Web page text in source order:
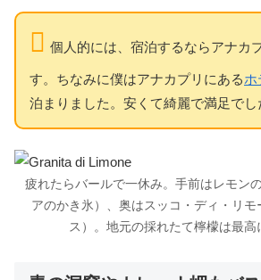
個人的には、宿泊するならアナカ
す。ちなみに僕はアナカプリにあるホ
泊まりました。安くて綺麗で満足でし
疲れたらバールで一休み。手前はレモン
アのかき氷）、奥はスッコ・ディ・リモ
ス）。地元の採れたて檸檬は最高